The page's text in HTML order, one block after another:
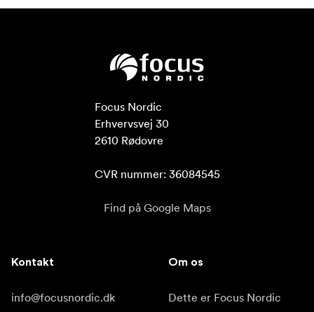
Focus Nordic
Erhvervsvej 30
2610 Rødovre
CVR nummer: 36084545
Find på Google Maps
Kontakt
info@focusnordic.dk
Om os
Dette er Focus Nordic